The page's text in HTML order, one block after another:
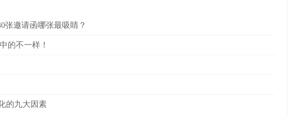
张邀请函哪张最吸睛？
的不一样！
的九大因素